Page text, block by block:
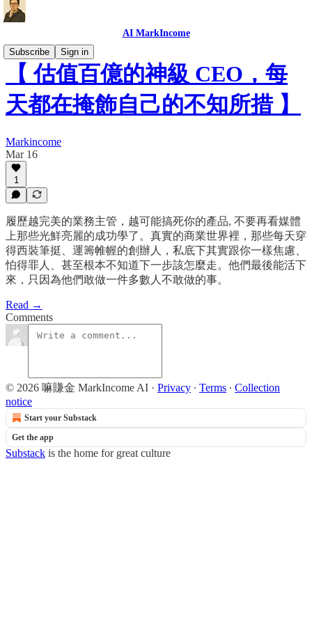
AI MarkIncome
Subscribe
Sign in
【 估值百億的神級 CEO，每
天都在掩飾自己的不知所措 】
Markincome
Mar 16
1
履歷越完美的業務主管，越可能搞死你的產品, 不要再看媒體
上那些光鮮亮麗的成功學了。真實的商業世界裡，那些每天穿
得西裝筆挺、運籌帷幄的創辦人，私底下其實跟你一樣焦慮、
怕得罪人、甚至根本不知道下一步該怎麼走。他們最後能活下
來，只因為他們敢做一件多數人不敢做的事。
Read →
Comments
© 2026 嘛賺金 MarkIncome AI · Privacy ∙ Terms ∙ Collection
notice
Start your Substack
Get the app
Substack is the home for great culture